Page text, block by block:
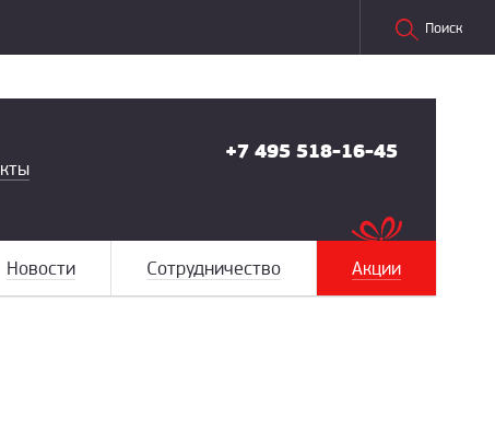
Поиск
+7 495 518-16-45
Новости Сотрудничество Акции